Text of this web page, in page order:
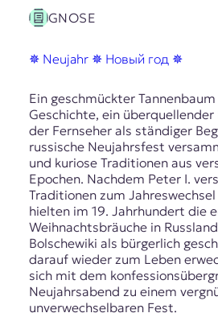
GNOSE
✵ Neujahr ✵ Новый год ✵
Ein geschmückter
Geschichte, ein
der Fernseher als ständiger
russische Neujahrsfest
und kuriose Traditionen aus
Epochen. Nachdem Peter I.
Traditionen zum
hielten im 19. Jahrhundert die
Weihnachtsbräuche in
Bolschewiki als bürgerlich
darauf wieder zum Leben
sich mit dem
Neujahrsabend zu einem
unverwechselbaren Fest.